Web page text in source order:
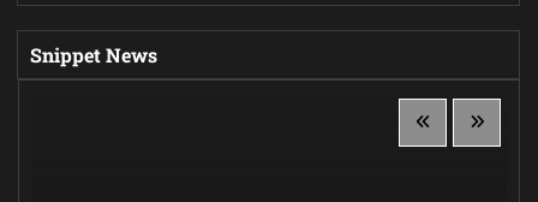
Snippet News